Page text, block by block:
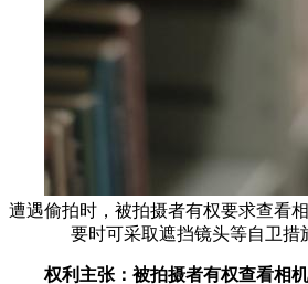
遭遇偷拍时，被拍摄者有权要求查看
要时可采取遮挡镜头等自卫措
权利主张：被拍摄者有权查看相